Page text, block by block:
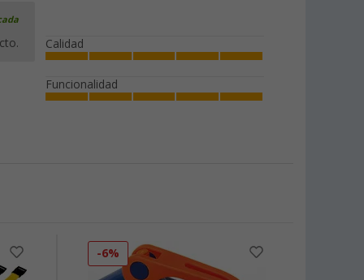
Calidad
Funcionalidad
-6%